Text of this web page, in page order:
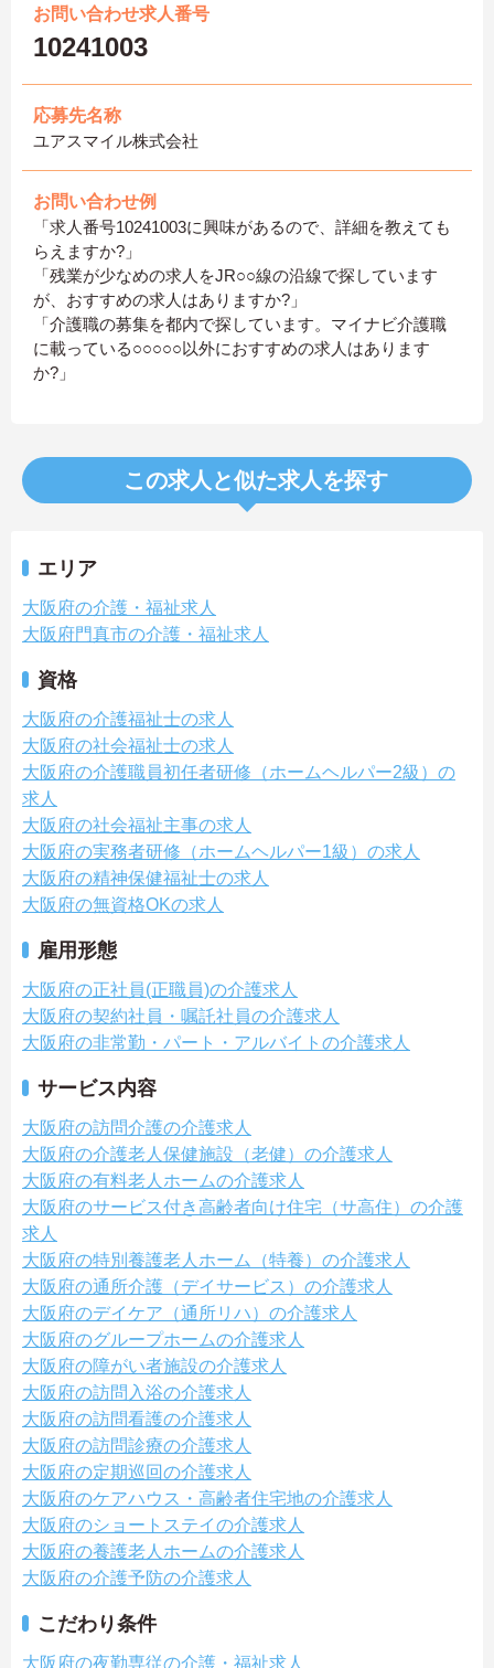
お問い合わせ求人番号
10241003
応募先名称
ユアスマイル株式会社
お問い合わせ例
「求人番号10241003に興味があるので、詳細を教えても
らえますか?」
「残業が少なめの求人をJR○○線の沿線で探しています
が、おすすめの求人はありますか?」
「介護職の募集を都内で探しています。マイナビ介護職
に載っている○○○○○以外におすすめの求人はあります
か?」
この求人と似た求人を探す
エリア
大阪府の介護・福祉求人
大阪府門真市の介護・福祉求人
資格
大阪府の介護福祉士の求人
大阪府の社会福祉士の求人
大阪府の介護職員初任者研修（ホームヘルパー2級）の
求人
大阪府の社会福祉主事の求人
大阪府の実務者研修（ホームヘルパー1級）の求人
大阪府の精神保健福祉士の求人
大阪府の無資格OKの求人
雇用形態
大阪府の正社員(正職員)の介護求人
大阪府の契約社員・嘱託社員の介護求人
大阪府の非常勤・パート・アルバイトの介護求人
サービス内容
大阪府の訪問介護の介護求人
大阪府の介護老人保健施設（老健）の介護求人
大阪府の有料老人ホームの介護求人
大阪府のサービス付き高齢者向け住宅（サ高住）の介護
求人
大阪府の特別養護老人ホーム（特養）の介護求人
大阪府の通所介護（デイサービス）の介護求人
大阪府のデイケア（通所リハ）の介護求人
大阪府のグループホームの介護求人
大阪府の障がい者施設の介護求人
大阪府の訪問入浴の介護求人
大阪府の訪問看護の介護求人
大阪府の訪問診療の介護求人
大阪府の定期巡回の介護求人
大阪府のケアハウス・高齢者住宅地の介護求人
大阪府のショートステイの介護求人
大阪府の養護老人ホームの介護求人
大阪府の介護予防の介護求人
こだわり条件
大阪府の夜勤専従の介護・福祉求人